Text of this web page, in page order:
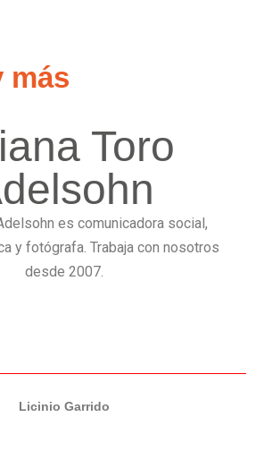
más
Toro
es comunicadora social,
y fotógrafa. Trabaja con nosotros
desde 2007.
Licinio Garrido